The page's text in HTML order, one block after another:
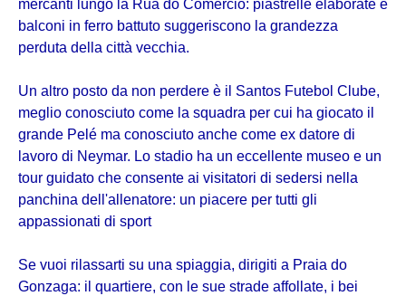
mercanti lungo la Rua do Comércio: piastrelle elaborate e
balconi in ferro battuto suggeriscono la grandezza
perduta della città vecchia.
Un altro posto da non perdere è il Santos Futebol Clube,
meglio conosciuto come la squadra per cui ha giocato il
grande Pelé ma conosciuto anche come ex datore di
lavoro di Neymar. Lo stadio ha un eccellente museo e un
tour guidato che consente ai visitatori di sedersi nella
panchina dell'allenatore: un piacere per tutti gli
appassionati di sport
Se vuoi rilassarti su una spiaggia, dirigiti a Praia do
Gonzaga: il quartiere, con le sue strade affollate, i bei